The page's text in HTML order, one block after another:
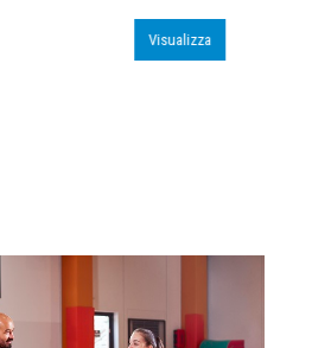
Visualizza